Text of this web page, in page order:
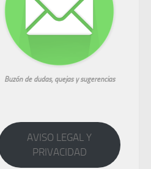
Buzón de dudas, quejas y sugerencias
AVISO LEGAL Y
PRIVACIDAD